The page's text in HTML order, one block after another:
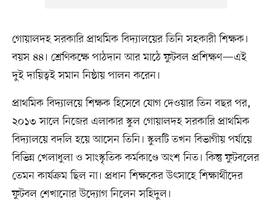
গোয়ালদহ সরকারি প্রাথমিক বিদ্যালয়ের তিনি সহকারী শিক্ষক।
বয়স ৪৪। শ্রেণিকক্ষে পাঠদান আর মাঠে ফুটবল প্রশিক্ষণ—এই
দুই দায়িত্বই সমান নিষ্ঠায় পালন করেন।
প্রাথমিক বিদ্যালয়ে শিক্ষক হিসেবে যোগ দেওয়ার তিন বছর পর,
২০১৩ সালে নিজের এলাকার স্কুল গোয়ালদহ সরকারি প্রাথমিক
বিদ্যালয়ে বদলি হয়ে আসেন তিনি। স্কুলটি তখন বিভাগীয় পর্যায়ে
বিভিন্ন খেলাধুলা ও সাংস্কৃতিক কর্মকাণ্ডে অংশ নিত। কিন্তু ফুটবলের
তেমন কার্যক্রম ছিল না। প্রধান শিক্ষকের উৎসাহে শিক্ষার্থীদের
ফুটবল শেখানোর উদ্যোগ নিলেন সহিদুল।